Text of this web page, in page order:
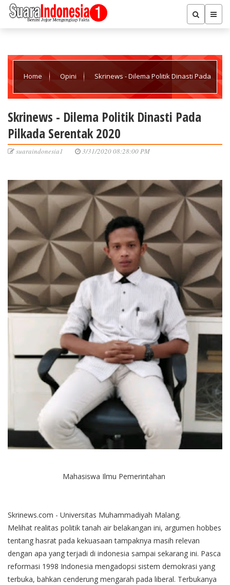
Home Opini Skrinews - Dilema Politik Dinasti Pada
Skrinews - Dilema Politik Dinasti Pada
Pilkada Serentak 2020
suaraindonesia1 3/31/2020 08:28:00 PM
Mahasiswa Ilmu Pemerintahan
Skrinews.com - Universitas Muhammadiyah Malang.
Melihat realitas politik tanah air belakangan ini, argumen hobbes
tentang hasrat pada kekuasaan tampaknya masih relevan
dengan apa yang terjadi di indonesia sampai sekarang ini. Pasca
reformasi 1998 Indonesia mengadopsi sistem demokrasi yang
terbuka, bahkan cenderung mengarah pada liberal. Terbukanya